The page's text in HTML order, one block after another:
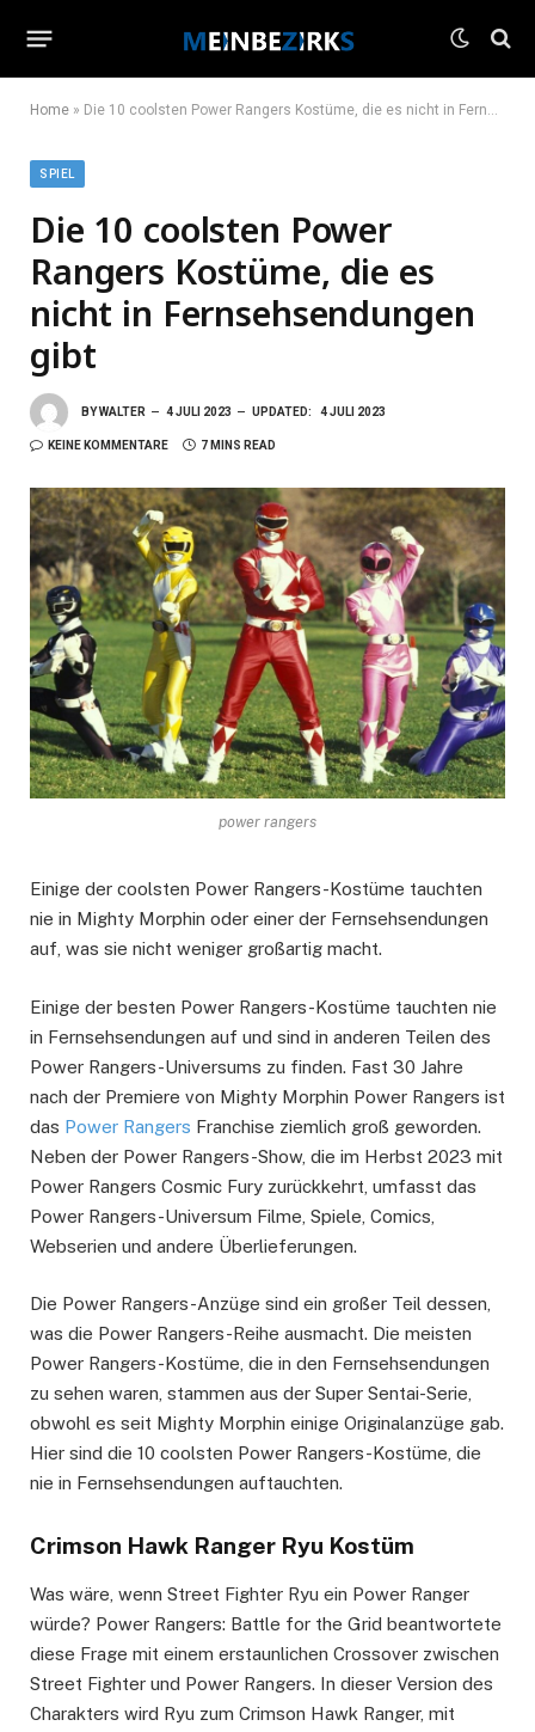
Home » Die 10 coolsten Power Rangers Kostüme, die es nicht in Fernsehsendungen gibt
SPIEL
Die 10 coolsten Power
Rangers Kostüme, die es
nicht in Fernsehsendungen
gibt
BYWALTER 4 JULI 2023 UPDATED: 4 JULI 2023
KEINE KOMMENTARE 7 MINS READ
power rangers
Einige der coolsten Power Rangers-Kostüme tauchten
nie in Mighty Morphin oder einer der Fernsehsendungen
auf, was sie nicht weniger großartig macht.
Einige der besten Power Rangers-Kostüme tauchten nie
in Fernsehsendungen auf und sind in anderen Teilen des
Power Rangers-Universums zu finden. Fast 30 Jahre
nach der Premiere von Mighty Morphin Power Rangers ist
das Power Rangers Franchise ziemlich groß geworden.
Neben der Power Rangers-Show, die im Herbst 2023 mit
Power Rangers Cosmic Fury zurückkehrt, umfasst das
Power Rangers-Universum Filme, Spiele, Comics,
Webserien und andere Überlieferungen.
Die Power Rangers-Anzüge sind ein großer Teil dessen,
was die Power Rangers-Reihe ausmacht. Die meisten
Power Rangers-Kostüme, die in den Fernsehsendungen
zu sehen waren, stammen aus der Super Sentai-Serie,
obwohl es seit Mighty Morphin einige Originalanzüge gab.
Hier sind die 10 coolsten Power Rangers-Kostüme, die
nie in Fernsehsendungen auftauchten.
Crimson Hawk Ranger Ryu Kostüm
Was wäre, wenn Street Fighter Ryu ein Power Ranger
würde? Power Rangers: Battle for the Grid beantwortete
diese Frage mit einem erstaunlichen Crossover zwischen
Street Fighter und Power Rangers. In dieser Version des
Charakters wird Ryu zum Crimson Hawk Ranger, mit